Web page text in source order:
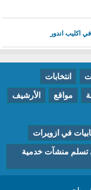
اكليب اندور
انتخابات
مواقع الأرشيف
في ازويرات
منشآت خدمية